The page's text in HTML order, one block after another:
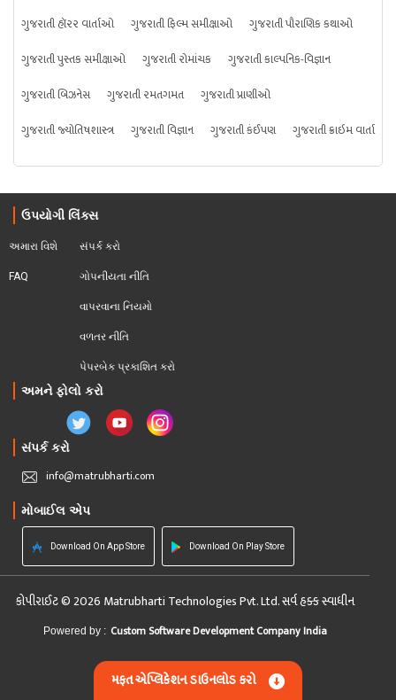
ગુજરાતી હૉરર વાર્તાઓ
ગુજરાતી ફિલ્મ સમીક્ષાઓ
ગુજરાતી પૌરાણિક કથાઓ
ગુજરાતી પુસ્તક સમીક્ષાઓ
ગુજરાતી રોમાંચક
ગુજરાતી કાલ્પનિક-વિજ્ઞાન
ગુજરાતી બિઝનેસ
ગુજરાતી રમતગમત
ગુજરાતી પ્રાણીઓ
ગુજરાતી જ્યોતિષશાસ્ત્ર
ગુજરાતી વિજ્ઞાન ગુજરાતી કંઈપણ ગુજરાતી ક્રાઇમ વાર્તા
ઉપયોગી લિંક્સ
અમારા વિશે
FAQ
સંપર્ક કરો
ગોપનીયતા નીતિ
વાપરવાના નિયમો
વળતર નીતિ
પેપરબેક પ્રકાશિત કરો
અમને ફોલો કરો
સંપર્ક કરો
info@matrubharti.com
મોબાઈલ એપ
Download On App Store Download On Play Store
કોપીરાઈટ © 2026 Matrubharti Technologies Pvt. Ltd. સર્વ હક્ક સ્વાધીન
Powered by : Custom Software Development Company India
મફત એપ્લિકેશન ડાઉનલોડ કરો